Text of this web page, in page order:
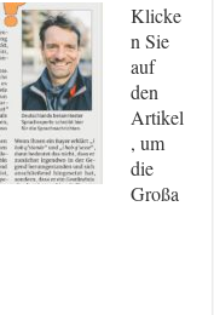
Klicke
n Sie
auf
den
Artikel
, um
die
Großa